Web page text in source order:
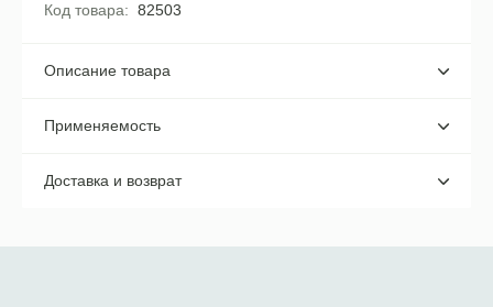
Код товара
82503
Описание товара
Применяемость
Доставка и возврат